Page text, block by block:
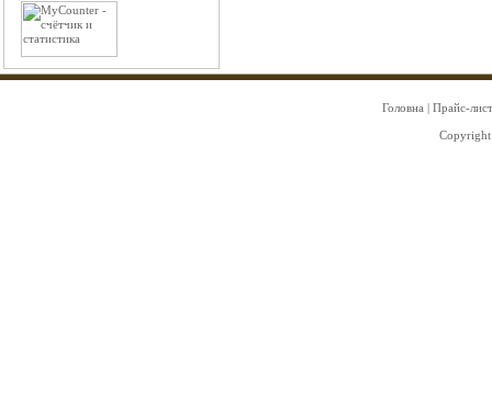
Головна | Прайс-лист